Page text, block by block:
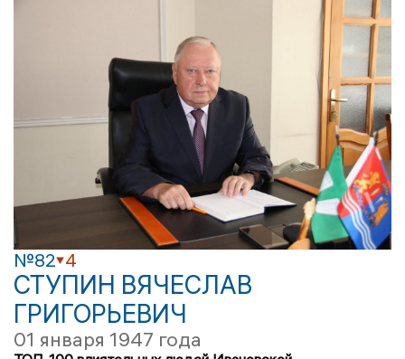
№82 4
СТУПИН ВЯЧЕСЛАВ
ГРИГОРЬЕВИЧ
01 января 1947 года